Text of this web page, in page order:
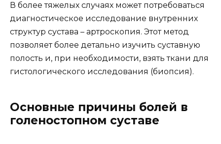
В более тяжелых случаях может потребоваться
диагностическое исследование внутренних
структур сустава – артроскопия. Этот метод
позволяет более детально изучить суставную
полость и, при необходимости, взять ткани для
гистологического исследования (биопсия).
Основные причины болей в
голеностопном суставе